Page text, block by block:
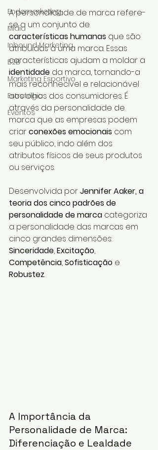
Endomarketing
Mídia
Inbound Marketing
B2B
Marketing Esportivo
Estratégia
Eventos
A personalidade de marca refere-
se a um conjunto de
características humanas que são
atribuídas a uma marca. Essas
características ajudam a moldar a
identidade da marca, tornando-a
mais reconhecível e relacionável
aos olhos dos consumidores. É
através da personalidade de
marca que as empresas podem
criar conexões emocionais com
seu público, indo além dos
atributos físicos de seus produtos
ou serviços.
Desenvolvida por Jennifer Aaker, a
teoria dos cinco padrões de
personalidade de marca categoriza
a personalidade das marcas em
cinco grandes dimensões:
Sinceridade, Excitação,
Competência, Sofisticação e
Robustez.
A Importância da
Personalidade de Marca:
Diferenciação e Lealdade